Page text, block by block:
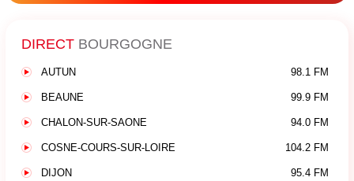
DIRECT BOURGOGNE
AUTUN 98.1 FM
BEAUNE 99.9 FM
CHALON-SUR-SAONE 94.0 FM
COSNE-COURS-SUR-LOIRE 104.2 FM
DIJON 95.4 FM